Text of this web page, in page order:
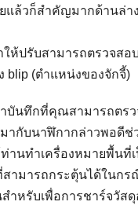
ล้วก็สำคัญมากด้านล่า
ห้ปรับสามารถตรวจส
blip (ตำแหน่งของจักจี้)
บันทึกที่คุณสามารถตร
ากับนาฬิกากล่าวพอดีช่
ท่านทำเครื่องหมายพื้น
มารถกระตุ้นได้ในกร
ำหรับเพื่อการชาร์จวัส